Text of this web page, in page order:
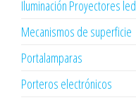
Iluminación Proyectores led
Mecanismos de superficie
Portalamparas
Porteros electrónicos